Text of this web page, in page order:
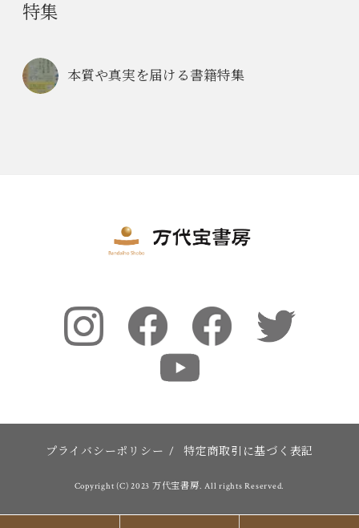
特集
本質や真実を届ける書籍特集
プライバシーポリシー / 特定商取引に基づく表記
Copyright (C) 2023 万代宝書房. All rights Reserved.